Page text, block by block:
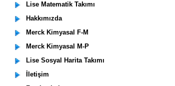
Lise Matematik Takımı
Hakkımızda
Merck Kimyasal F-M
Merck Kimyasal M-P
Lise Sosyal Harita Takımı
İletişim